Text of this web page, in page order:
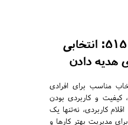
ست هدیه پرهون کد 515: انتخابی
هدیه دادن
کد 515 یک انتخاب مناسب برای افرادی
کیفیت و کاربردی بودن
کاربردی، نه‌تنها یک
مدیریت بهتر کارها و